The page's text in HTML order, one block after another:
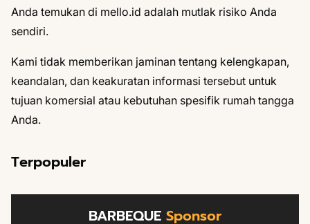
Anda temukan di mello.id adalah mutlak risiko Anda
sendiri.
Kami tidak memberikan jaminan tentang kelengkapan,
keandalan, dan keakuratan informasi tersebut untuk
tujuan komersial atau kebutuhan spesifik rumah tangga
Anda.
Terpopuler
BARBEQUE Sponsor